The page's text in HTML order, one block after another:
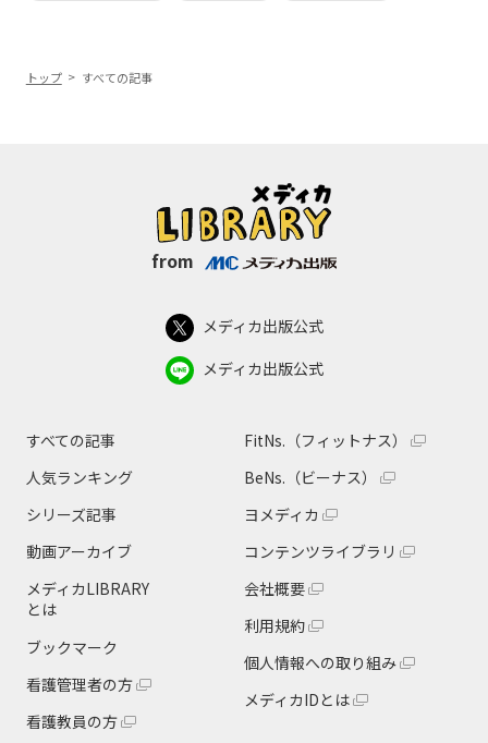
トップ すべての記事
from
メディカ出版公式
メディカ出版公式
すべての記事
人気ランキング
シリーズ記事
動画アーカイブ
メディカLIBRARY
とは
ブックマーク
看護管理者の方
看護教員の方
FitNs.（フィットナス）
BeNs.（ビーナス）
ヨメディカ
コンテンツライブラリ
会社概要
利用規約
個人情報への取り組み
メディカIDとは